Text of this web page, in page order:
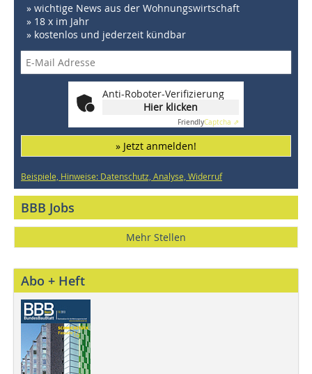
» wichtige News aus der Wohnungswirtschaft
» 18 x im Jahr
» kostenlos und jederzeit kündbar
Anti-Roboter-Verifizierung
Hier klicken
FriendlyCaptcha ⇗
» Jetzt anmelden!
Beispiele, Hinweise: Datenschutz, Analyse, Widerruf
BBB Jobs
Mehr Stellen
Abo + Heft